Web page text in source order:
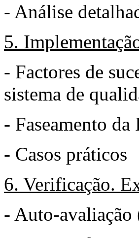
- Análise
5.
- Factores de
sistema de
- Faseamento
- Casos práticos
6. Verificação.
- Auto-